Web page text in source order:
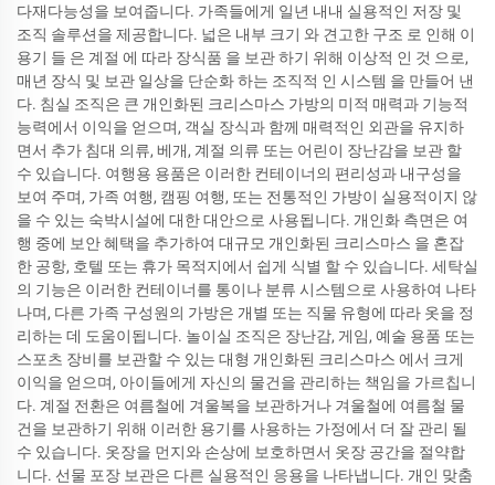
다재다능성을 보여줍니다. 가족들에게 일년 내내 실용적인 저장 및
조직 솔루션을 제공합니다. 넓은 내부 크기 와 견고한 구조 로 인해 이
용기 들 은 계절 에 따라 장식품 을 보관 하기 위해 이상적 인 것 으로,
매년 장식 및 보관 일상을 단순화 하는 조직적 인 시스템 을 만들어 낸
다. 침실 조직은 큰 개인화된 크리스마스 가방의 미적 매력과 기능적
능력에서 이익을 얻으며, 객실 장식과 함께 매력적인 외관을 유지하
면서 추가 침대 의류, 베개, 계절 의류 또는 어린이 장난감을 보관 할
수 있습니다. 여행용 용품은 이러한 컨테이너의 편리성과 내구성을
보여 주며, 가족 여행, 캠핑 여행, 또는 전통적인 가방이 실용적이지 않
을 수 있는 숙박시설에 대한 대안으로 사용됩니다. 개인화 측면은 여
행 중에 보안 혜택을 추가하여 대규모 개인화된 크리스마스 을 혼잡
한 공항, 호텔 또는 휴가 목적지에서 쉽게 식별 할 수 있습니다. 세탁실
의 기능은 이러한 컨테이너를 통이나 분류 시스템으로 사용하여 나타
나며, 다른 가족 구성원의 가방은 개별 또는 직물 유형에 따라 옷을 정
리하는 데 도움이됩니다. 놀이실 조직은 장난감, 게임, 예술 용품 또는
스포츠 장비를 보관할 수 있는 대형 개인화된 크리스마스 에서 크게
이익을 얻으며, 아이들에게 자신의 물건을 관리하는 책임을 가르칩니
다. 계절 전환은 여름철에 겨울복을 보관하거나 겨울철에 여름철 물
건을 보관하기 위해 이러한 용기를 사용하는 가정에서 더 잘 관리 될
수 있습니다. 옷장을 먼지와 손상에 보호하면서 옷장 공간을 절약합
니다. 선물 포장 보관은 다른 실용적인 응용을 나타냅니다. 개인 맞춤